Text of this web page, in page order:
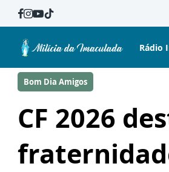
Rádio
Bom Dia Amigos
CF 2026